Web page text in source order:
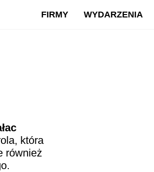
FIRMY WYDARZENIA
która
również